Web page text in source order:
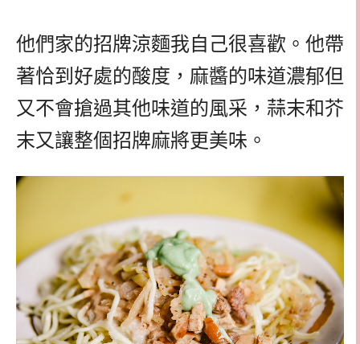
他們家的招牌涼麵我自己很喜歡。他帶
著恰到好處的酸度，麻醬的味道濃郁但
又不會搶過其他味道的風采，蒜末和芥
末又讓整個招牌麻將更美味。